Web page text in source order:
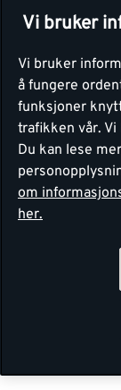
Vi bruker
Vi bruker
å fungere
funksjoner
trafikken vår.
Du kan lese
om
her.